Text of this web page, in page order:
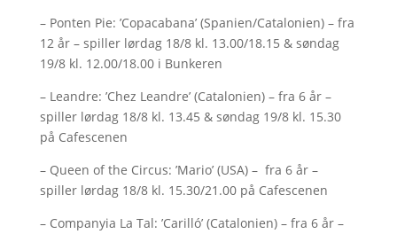
– Ponten Pie: ’Copacabana’ (Spanien/Catalonien) – fra
12 år – spiller lørdag 18/8 kl. 13.00/18.15 & søndag
19/8 kl. 12.00/18.00 i Bunkeren
– Leandre: ’Chez Leandre’ (Catalonien) – fra 6 år –
spiller lørdag 18/8 kl. 13.45 & søndag 19/8 kl. 15.30
på Cafescenen
– Queen of the Circus: ’Mario’ (USA) – fra 6 år –
spiller lørdag 18/8 kl. 15.30/21.00 på Cafescenen
– Companyia La Tal: ’Carilló’ (Catalonien) – fra 6 år –